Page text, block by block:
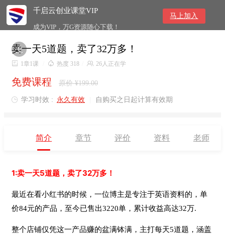
千启云创业课堂VIP
成为VIP，万G资源随心下载！
马上加入

卖一天5道题，卖了32万多！
 1章1课  热度 318  26人正在学
免费课程 原价 ¥199.00
 学习时效 : 永久有效 自购买之日起计算有效期
简介 章节 评价 资料 老师
1:卖一天5道题，卖了32万多！
最近在看小红书的时候，一位博主是专注于英语资料的，单
价84元的产品，至今已售出3220单，累计收益高达32万.
整个店铺仅凭这一产品赚的盆满钵满，主打每天5道题，涵盖